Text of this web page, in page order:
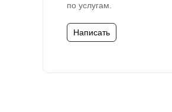
по услугам.
Написать